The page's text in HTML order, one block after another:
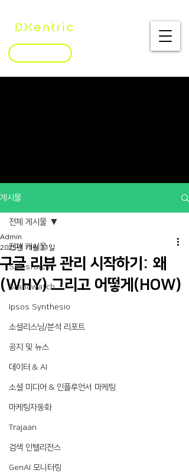
게시물
전체 게시물
Salesforce
Brandwatch
Ipsos Synthesio
소셜리스닝/분석 리포트
공지 및 뉴스
데이터 & AI
소셜 미디어 & 인플루언서 마케팅
마케팅자동화
Trajaan
검색 인텔리전스
GenAI 모니터링
전체 게시물
구글 리뷰 관리 시작하기: 왜
(WHY) 그리고 어떻게(HOW)
Admin
2025년 11월 11일